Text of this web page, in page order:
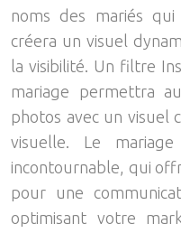
noms des mariés qui
créera un visuel
la visibilité. Un filtre
mariage permettra
photos avec un visuel
visuelle. Le
incontournable, qui
pour une
optimisant votre